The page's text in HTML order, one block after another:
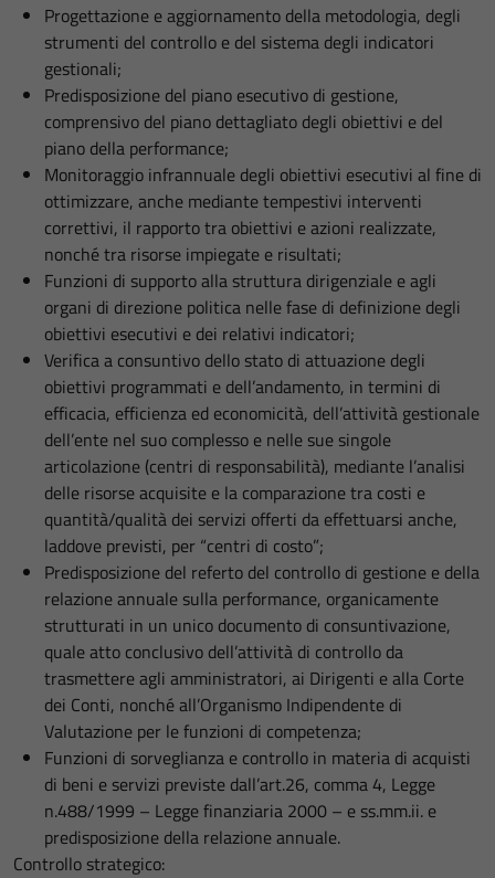
Progettazione e aggiornamento della metodologia, degli
strumenti del controllo e del sistema degli indicatori
gestionali;
Predisposizione del piano esecutivo di gestione,
comprensivo del piano dettagliato degli obiettivi e del
piano della performance;
Monitoraggio infrannuale degli obiettivi esecutivi al fine di
ottimizzare, anche mediante tempestivi interventi
correttivi, il rapporto tra obiettivi e azioni realizzate,
nonché tra risorse impiegate e risultati;
Funzioni di supporto alla struttura dirigenziale e agli
organi di direzione politica nelle fase di definizione degli
obiettivi esecutivi e dei relativi indicatori;
Verifica a consuntivo dello stato di attuazione degli
obiettivi programmati e dell’andamento, in termini di
efficacia, efficienza ed economicità, dell’attività gestionale
dell’ente nel suo complesso e nelle sue singole
articolazione (centri di responsabilità), mediante l’analisi
delle risorse acquisite e la comparazione tra costi e
quantità/qualità dei servizi offerti da effettuarsi anche,
laddove previsti, per “centri di costo”;
Predisposizione del referto del controllo di gestione e della
relazione annuale sulla performance, organicamente
strutturati in un unico documento di consuntivazione,
quale atto conclusivo dell’attività di controllo da
trasmettere agli amministratori, ai Dirigenti e alla Corte
dei Conti, nonché all’Organismo Indipendente di
Valutazione per le funzioni di competenza;
Funzioni di sorveglianza e controllo in materia di acquisti
di beni e servizi previste dall’art.26, comma 4, Legge
n.488/1999 – Legge finanziaria 2000 – e ss.mm.ii. e
predisposizione della relazione annuale.
Controllo strategico: